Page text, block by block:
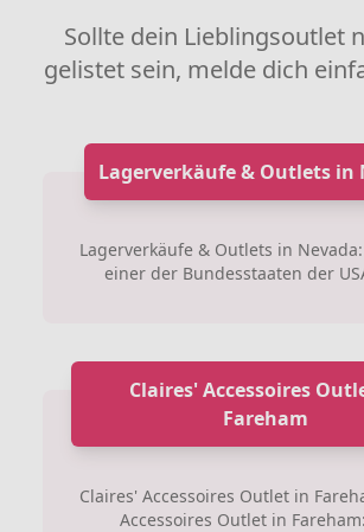
Sollte dein Lieblingsoutlet
gelistet sein, melde dich
Lagerverkäufe & Outlets in
Lagerverkäufe & Outlets in
einer der Bundesstaaten der
Claires' Accessoires
Fareham
Claires' Accessoires Outlet in
Accessoires Outlet in